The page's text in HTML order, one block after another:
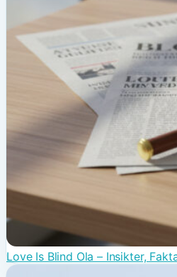
Love Is Blind Ola – Insikter,